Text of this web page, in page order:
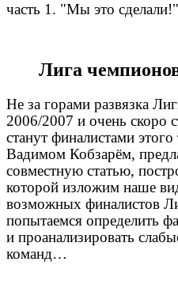
часть 1. "Мы это сделали!"
Лига
Не за горами развязка
2006/2007 и очень скоро
станут финалистами
Вадимом Кобзарём,
совместную статью,
которой изложим наше
возможных финалистов
попытаемся определить
и проанализировать
команд…